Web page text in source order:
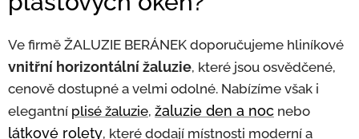
Ve firmě ŽALUZIE BERÁNEK doporučujeme hliníkové
vnitřní horizontální žaluzie, které jsou osvědčené,
cenově dostupné a velmi odolné. Nabízíme však i
elegantní plisé žaluzie, žaluzie den a noc nebo
látkové rolety, které dodají místnosti moderní a